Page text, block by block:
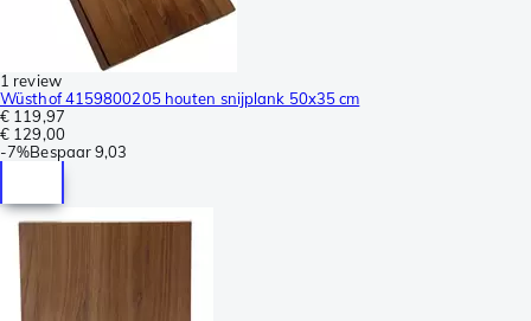
1 review
Wüsthof 4159800205 houten snijplank 50x35 cm
€ 119,97
€ 129,00
-7%Bespaar9,03